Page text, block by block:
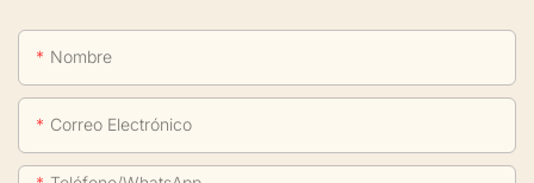
Nombre
Correo Electrónico